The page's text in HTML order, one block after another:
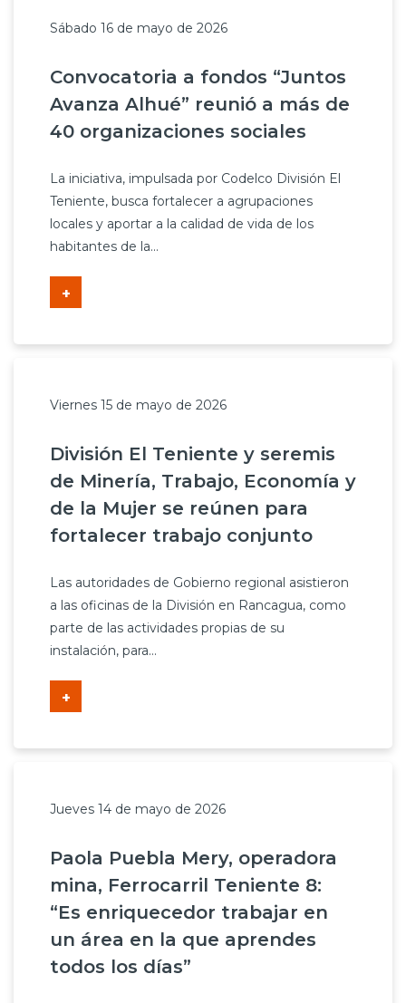
Sábado 16 de mayo de 2026
Convocatoria a fondos “Juntos
Avanza Alhué” reunió a más de
40 organizaciones sociales
La iniciativa, impulsada por Codelco División El
Teniente, busca fortalecer a agrupaciones
locales y aportar a la calidad de vida de los
habitantes de la...
+
Viernes 15 de mayo de 2026
División El Teniente y seremis
de Minería, Trabajo, Economía y
de la Mujer se reúnen para
fortalecer trabajo conjunto
Las autoridades de Gobierno regional asistieron
a las oficinas de la División en Rancagua, como
parte de las actividades propias de su
instalación, para...
+
Jueves 14 de mayo de 2026
Paola Puebla Mery, operadora
mina, Ferrocarril Teniente 8:
“Es enriquecedor trabajar en
un área en la que aprendes
todos los días”